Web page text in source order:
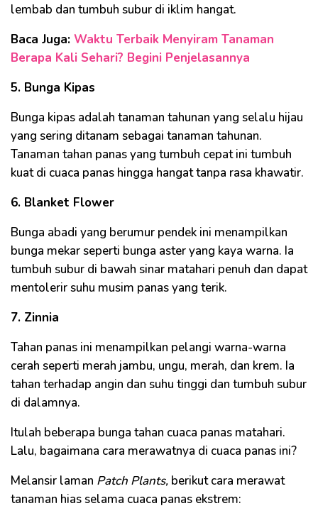
lembab dan tumbuh subur di iklim hangat.
Baca Juga: Waktu Terbaik Menyiram Tanaman
Berapa Kali Sehari? Begini Penjelasannya
5. Bunga Kipas
Bunga kipas adalah tanaman tahunan yang selalu hijau
yang sering ditanam sebagai tanaman tahunan.
Tanaman tahan panas yang tumbuh cepat ini tumbuh
kuat di cuaca panas hingga hangat tanpa rasa khawatir.
6. Blanket Flower
Bunga abadi yang berumur pendek ini menampilkan
bunga mekar seperti bunga aster yang kaya warna. Ia
tumbuh subur di bawah sinar matahari penuh dan dapat
mentolerir suhu musim panas yang terik.
7. Zinnia
Tahan panas ini menampilkan pelangi warna-warna
cerah seperti merah jambu, ungu, merah, dan krem. Ia
tahan terhadap angin dan suhu tinggi dan tumbuh subur
di dalamnya.
Itulah beberapa bunga tahan cuaca panas matahari.
Lalu, bagaimana cara merawatnya di cuaca panas ini?
Melansir laman Patch Plants, berikut cara merawat
tanaman hias selama cuaca panas ekstrem: